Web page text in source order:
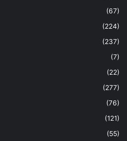
(67)
(224)
(237)
(7)
(22)
(277)
(76)
(121)
(55)